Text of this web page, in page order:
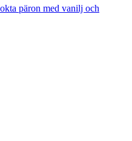
päron med vanilj och